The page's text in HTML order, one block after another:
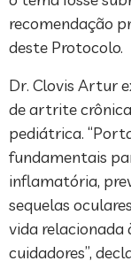
recomendação
deste Protocolo.
Dr. Clovis Artur
de artrite
pediátrica.
fundamentais
inflamatória,
sequelas
vida relacionada
cuidadores”,